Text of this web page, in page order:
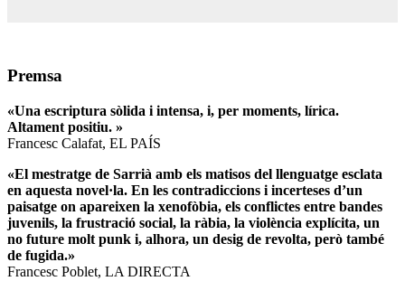
Premsa
«Una escriptura sòlida i intensa, i, per moments, lírica.
Altament positiu. »
Francesc Calafat, EL PAÍS
«El mestratge de Sarrià amb els matisos del llenguatge esclata
en aquesta novel·la. En les contradiccions i incerteses d’un
paisatge on apareixen la xenofòbia, els conflictes entre bandes
juvenils, la frustració social, la ràbia, la violència explícita, un
no future molt punk i, alhora, un desig de revolta, però també
de fugida.»
Francesc Poblet, LA DIRECTA